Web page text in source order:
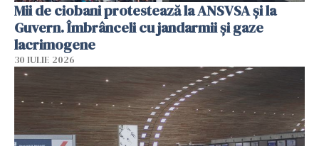
Mii de ciobani protestează la ANSVSA și la
Guvern. Îmbrânceli cu jandarmii și gaze
lacrimogene
30 IULIE 2026